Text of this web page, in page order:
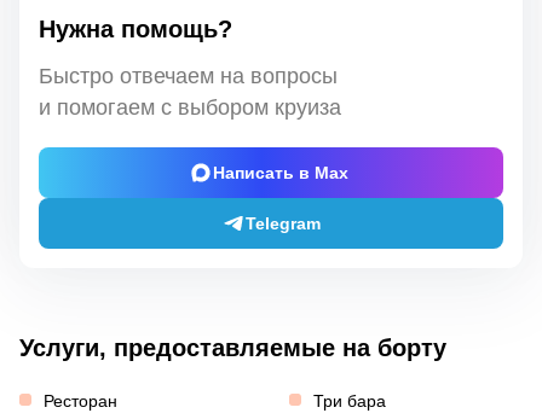
Нужна помощь?
Быстро отвечаем на вопросы
и помогаем с выбором круиза
Написать в Max
Telegram
Услуги, предоставляемые на борту
Ресторан
Три бара